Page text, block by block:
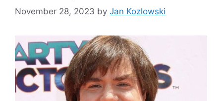
November 28, 2023 by Jan Kozlowski